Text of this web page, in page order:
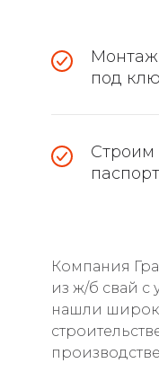
под
Строим
Компания
из ж/б свай с
нашли